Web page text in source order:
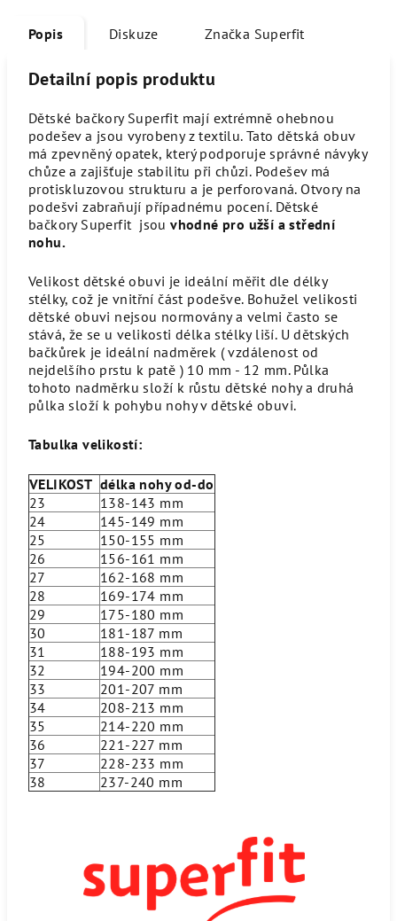
Popis Diskuze Značka Superfit
Detailní popis produktu
Dětské bačkory Superfit mají extrémně ohebnou
podešev a jsou vyrobeny z textilu. Tato dětská obuv
má zpevněný opatek, který podporuje správné návyky
chůze a zajišťuje stabilitu při chůzi. Podešev má
protiskluzovou strukturu a je perforovaná. Otvory na
podešvi zabraňují případnému pocení. Dětské
bačkory Superfit jsouvhodné pro užší a střední
nohu.
Velikost dětské obuvi je ideální měřit dle délky
stélky, což je vnitřní část podešve. Bohužel velikosti
dětské obuvi nejsou normovány a velmi často se
stává, že se u velikosti délka stélky liší. U dětských
bačkůrek je ideální nadměrek ( vzdálenost od
nejdelšího prstu k patě ) 10 mm - 12 mm. Půlka
tohoto nadměrku složí k růstu dětské nohy a druhá
půlka složí k pohybu nohy v dětské obuvi.
Tabulka velikostí:
VELIKOST délka nohy od-do
23
138-143 mm
24
145-149 mm
25
150-155 mm
26
156-161 mm
27
162-168 mm
28
169-174 mm
29
175-180 mm
30
181-187 mm
31
188-193 mm
32
194-200 mm
33
201-207 mm
34
208-213 mm
35
214-220 mm
36
221-227 mm
37
228-233 mm
38
237-240 mm